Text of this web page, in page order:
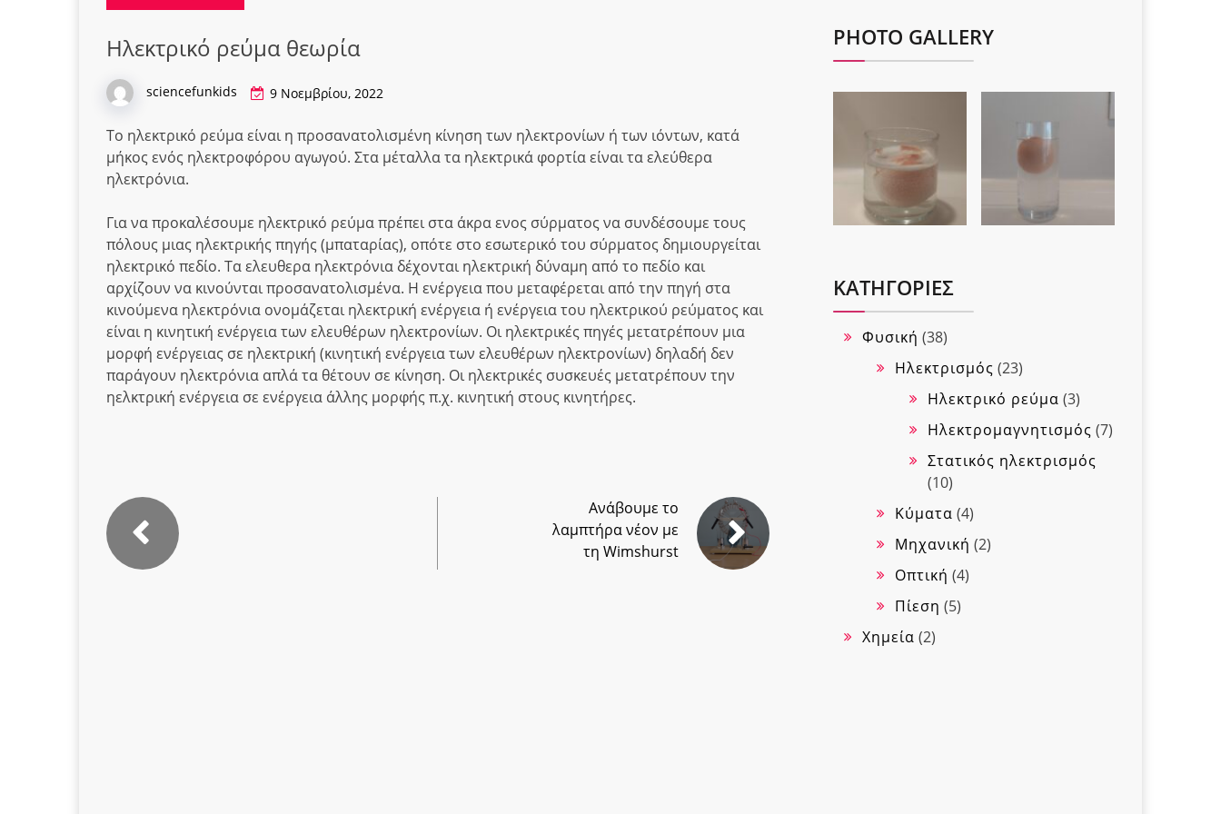
Ηλεκτρικό ρεύμα θεωρία
sciencefunkids 9 Νοεμβρίου, 2022
Το ηλεκτρικό ρεύμα είναι η προσανατολισμένη κίνηση των ηλεκτρονίων ή των ιόντων, κατά
μήκος ενός ηλεκτροφόρου αγωγού. Στα μέταλλα τα ηλεκτρικά φορτία είναι τα ελεύθερα
ηλεκτρόνια.
Για να προκαλέσουμε ηλεκτρικό ρεύμα πρέπει στα άκρα ενος σύρματος να συνδέσουμε τους
πόλους μιας ηλεκτρικής πηγής (μπαταρίας), οπότε στο εσωτερικό του σύρματος δημιουργείται
ηλεκτρικό πεδίο. Τα ελευθερα ηλεκτρόνια δέχονται ηλεκτρική δύναμη από το πεδίο και
αρχίζουν να κινούνται προσανατολισμένα. Η ενέργεια που μεταφέρεται από την πηγή στα
κινούμενα ηλεκτρόνια ονομάζεται ηλεκτρική ενέργεια ή ενέργεια του ηλεκτρικού ρεύματος και
είναι η κινητική ενέργεια των ελευθέρων ηλεκτρονίων. Οι ηλεκτρικές πηγές μετατρέπουν μια
μορφή ενέργειας σε ηλεκτρική (κινητική ενέργεια των ελευθέρων ηλεκτρονίων) δηλαδή δεν
παράγουν ηλεκτρόνια απλά τα θέτουν σε κίνηση. Οι ηλεκτρικές συσκευές μετατρέπουν την
ηελκτρική ενέργεια σε ενέργεια άλλης μορφής π.χ. κινητική στους κινητήρες.
Ανάβουμε το
λαμπτήρα νέον με
τη Wimshurst
PHOTO GALLERY
KΑΤΗΓΟΡΊΕΣ
Φυσική (38)
Ηλεκτρισμός (23)
Ηλεκτρικό ρεύμα (3)
Ηλεκτρομαγνητισμός (7)
Στατικός ηλεκτρισμός
(10)
Κύματα (4)
Μηχανική (2)
Οπτική (4)
Πίεση (5)
Χημεία (2)